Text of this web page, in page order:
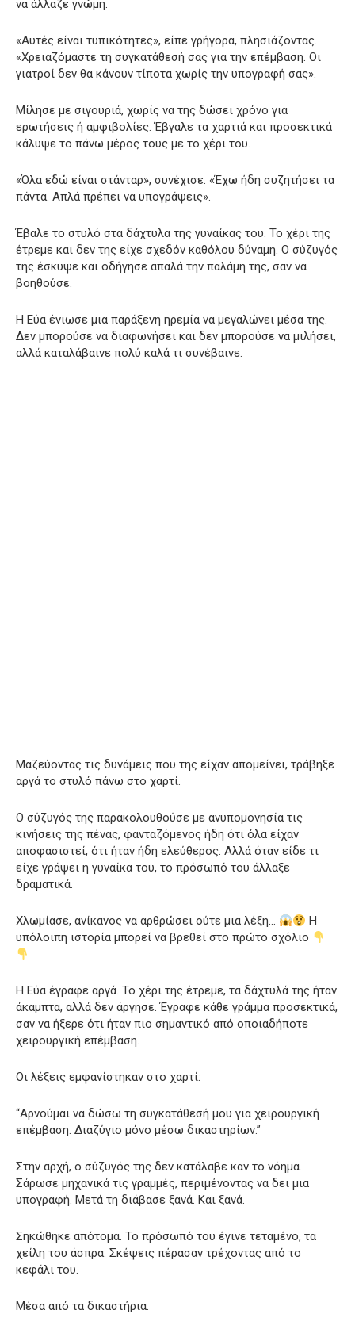
να άλλαζε γνώμη.
«Αυτές είναι τυπικότητες», είπε γρήγορα, πλησιάζοντας.
«Χρειαζόμαστε τη συγκατάθεσή σας για την επέμβαση. Οι
γιατροί δεν θα κάνουν τίποτα χωρίς την υπογραφή σας».
Μίλησε με σιγουριά, χωρίς να της δώσει χρόνο για
ερωτήσεις ή αμφιβολίες. Έβγαλε τα χαρτιά και προσεκτικά
κάλυψε το πάνω μέρος τους με το χέρι του.
«Όλα εδώ είναι στάνταρ», συνέχισε. «Έχω ήδη συζητήσει τα
πάντα. Απλά πρέπει να υπογράψεις».
Έβαλε το στυλό στα δάχτυλα της γυναίκας του. Το χέρι της
έτρεμε και δεν της είχε σχεδόν καθόλου δύναμη. Ο σύζυγός
της έσκυψε και οδήγησε απαλά την παλάμη της, σαν να
βοηθούσε.
Η Εύα ένιωσε μια παράξενη ηρεμία να μεγαλώνει μέσα της.
Δεν μπορούσε να διαφωνήσει και δεν μπορούσε να μιλήσει,
αλλά καταλάβαινε πολύ καλά τι συνέβαινε.
Μαζεύοντας τις δυνάμεις που της είχαν απομείνει, τράβηξε
αργά το στυλό πάνω στο χαρτί.
Ο σύζυγός της παρακολουθούσε με ανυπομονησία τις
κινήσεις της πένας, φανταζόμενος ήδη ότι όλα είχαν
αποφασιστεί, ότι ήταν ήδη ελεύθερος. Αλλά όταν είδε τι
είχε γράψει η γυναίκα του, το πρόσωπό του άλλαξε
δραματικά.
Χλωμίασε, ανίκανος να αρθρώσει ούτε μια λέξη…
Η
υπόλοιπη ιστορία μπορεί να βρεθεί στο πρώτο σχόλιο
Η Εύα έγραφε αργά. Το χέρι της έτρεμε, τα δάχτυλά της ήταν
άκαμπτα, αλλά δεν άργησε. Έγραφε κάθε γράμμα προσεκτικά,
σαν να ήξερε ότι ήταν πιο σημαντικό από οποιαδήποτε
χειρουργική επέμβαση.
Οι λέξεις εμφανίστηκαν στο χαρτί:
“Αρνούμαι να δώσω τη συγκατάθεσή μου για χειρουργική
επέμβαση. Διαζύγιο μόνο μέσω δικαστηρίων.”
Στην αρχή, ο σύζυγός της δεν κατάλαβε καν το νόημα.
Σάρωσε μηχανικά τις γραμμές, περιμένοντας να δει μια
υπογραφή. Μετά τη διάβασε ξανά. Και ξανά.
Σηκώθηκε απότομα. Το πρόσωπό του έγινε τεταμένο, τα
χείλη του άσπρα. Σκέψεις πέρασαν τρέχοντας από το
κεφάλι του.
Μέσα από τα δικαστήρια.